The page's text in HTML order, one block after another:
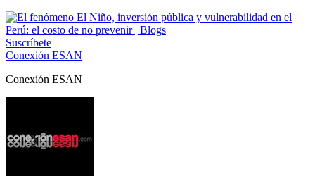
Suscríbete
Conexión ESAN
Conexión ESAN